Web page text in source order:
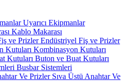
Uyarıcı Ekipmanlar
Kablo Makarası
Endüstriyel Fiş ve Prizler
Kombinasyon Kutuları
Buton ve Buat Kutuları
Busbar Sistemleri
Sıva Üstü Anahtar Ve